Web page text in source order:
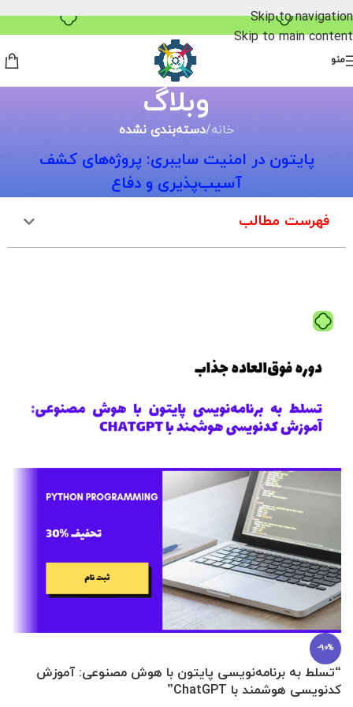
خرید قسطی با ترب‌پی
Skip to navigation
Skip to main content
منو
وبلاگ
خانه/دسته‌بندی نشده
پایتون در امنیت سایبری: پروژه‌های کشف
آسیب‌پذیری و دفاع
فهرست مطالب
-90%
“تسلط به برنامه‌نویسی پایتون با هوش مصنوعی: آموزش
کدنویسی هوشمند با ChatGPT”